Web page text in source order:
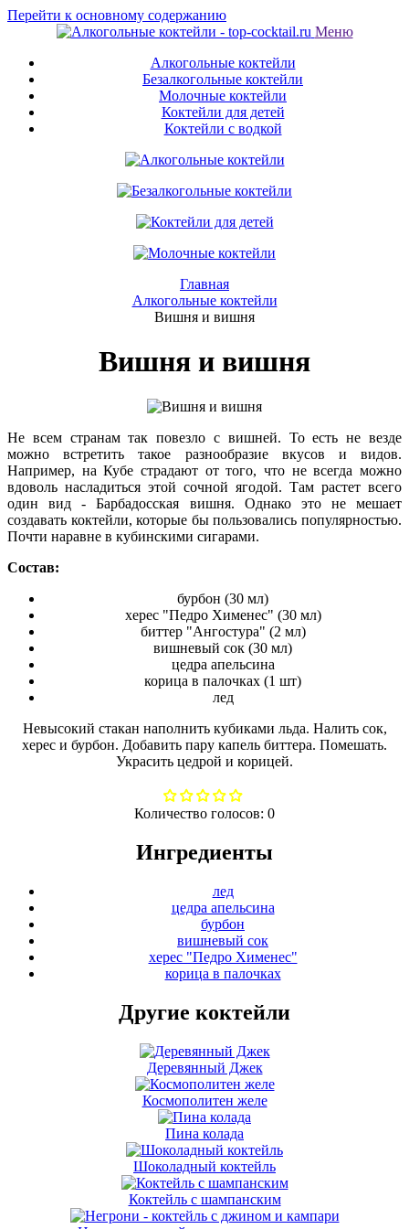
Перейти к основному содержанию
Меню
Алкогольные коктейли
Безалкогольные коктейли
Молочные коктейли
Коктейли для детей
Коктейли с водкой
Главная
Алкогольные коктейли
Вишня и вишня
Вишня и вишня
Не всем странам так повезло с вишней. То есть не везде
можно встретить такое разнообразие вкусов и видов.
Например, на Кубе страдают от того, что не всегда можно
вдоволь насладиться этой сочной ягодой. Там растет всего
один вид - Барбaдосская вишня. Однако это не мешает
создавать коктейли, которые бы пользовались популярностью.
Почти наравне в кубинскими сигарами.
Состав:
бурбон (30 мл)
херес "Педро Хименес" (30 мл)
биттер "Ангостура" (2 мл)
вишневый сок (30 мл)
цедра апельсина
корица в палочках (1 шт)
лед
Невысокий стакан наполнить кубиками льда. Налить сок,
херес и бурбон. Добавить пару капель биттера. Помешать.
Украсить цедрой и корицей.
Количество голосов: 0
Ингредиенты
лед
цедра апельсина
бурбон
вишневый сок
херес "Педро Хименес"
корица в палочках
Другие коктейли
Деревянный Джек
Космополитен желе
Пина колада
Шоколадный коктейль
Коктейль с шампанским